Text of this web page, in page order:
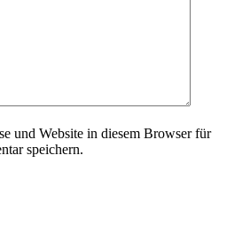
und Website in diesem Browser für
speichern.